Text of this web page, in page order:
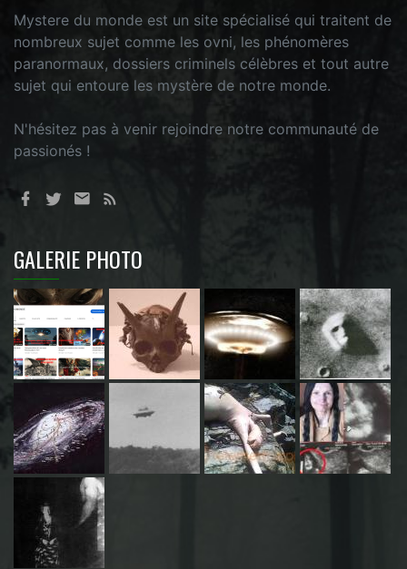
Mystere du monde est un site spécialisé qui traitent de
nombreux sujet comme les ovni, les phénomères
paranormaux, dossiers criminels célèbres et tout autre
sujet qui entoure les mystère de notre monde.
N'hésitez pas à venir rejoindre notre communauté de
passionés !
GALERIE PHOTO